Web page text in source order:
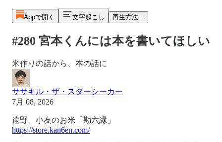
Appで開く 文字起こし 再生方法...
#280 宮本くんには本を書いてほしい
米作りの話から、本の話に
ササキル・ザ・スターシーカー
7月 08, 2026
遠野、小友のお米「勘六縁」
https://store.kan6en.com/